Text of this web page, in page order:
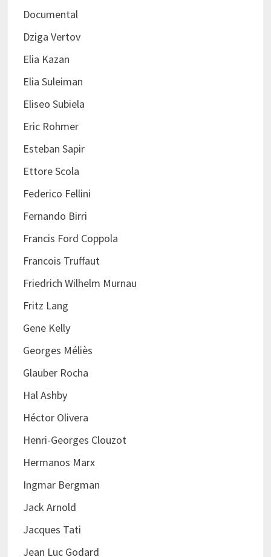
Documental
Dziga Vertov
Elia Kazan
Elia Suleiman
Eliseo Subiela
Eric Rohmer
Esteban Sapir
Ettore Scola
Federico Fellini
Fernando Birri
Francis Ford Coppola
Francois Truffaut
Friedrich Wilhelm Murnau
Fritz Lang
Gene Kelly
Georges Méliès
Glauber Rocha
Hal Ashby
Héctor Olivera
Henri-Georges Clouzot
Hermanos Marx
Ingmar Bergman
Jack Arnold
Jacques Tati
Jean Luc Godard